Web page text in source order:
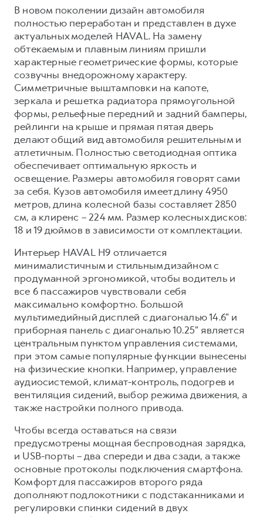
В новом поколении дизайн автомобиля
полностью переработан и представлен в духе
актуальных моделей HAVAL. На замену
обтекаемым и плавным линиям пришли
характерные геометрические формы, которые
созвучны внедорожному характеру.
Симметричные выштамповки на капоте,
зеркала и решетка радиатора прямоугольной
формы, рельефные передний и задний бамперы,
рейлинги на крыше и прямая пятая дверь
делают общий вид автомобиля решительным и
атлетичным. Полностью светодиодная оптика
обеспечивает оптимальную яркость и
освещение. Размеры автомобиля говорят сами
за себя. Кузов автомобиля имеет длину 4950
метров, длина колесной базы составляет 2850
см, а клиренс – 224 мм. Размер колесных дисков:
18 и 19 дюймов в зависимости от комплектации.
Интерьер HAVAL H9 отличается
минималистичным и стильным дизайном с
продуманной эргономикой, чтобы водитель и
все 6 пассажиров чувствовали себя
максимально комфортно. Большой
мультимедийный дисплей с диагональю 14.6” и
приборная панель c диагональю 10.25” является
центральным пунктом управления системами,
при этом самые популярные функции вынесены
на физические кнопки. Например, управление
аудиосистемой, климат-контроль, подогрев и
вентиляция сидений, выбор режима движения, а
также настройки полного привода.
Чтобы всегда оставаться на связи
предусмотрены мощная беспроводная зарядка,
и USB-порты – два спереди и два сзади, а также
основные протоколы подключения смартфона.
Комфорт для пассажиров второго ряда
дополняют подлокотники с подстаканниками и
регулировки спинки сидений в двух